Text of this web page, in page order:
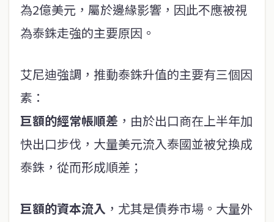
為2億美元，屬於邊緣影響，因此不應被視
為泰銖走強的主要原因。
艾尼迪強調，推動泰銖升值的主要有三個因
素：
巨額的經常帳順差 ，由於出口商在上半年加
快出口步伐，大量美元流入泰國並被兌換成
泰銖，從而形成順差；
巨額的資本流入 ，尤其是債券市場。大量外